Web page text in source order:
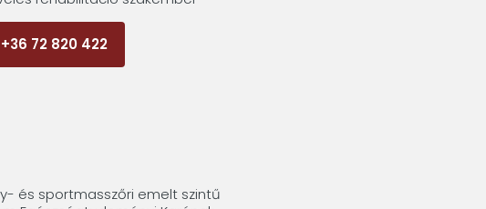
+36 72 820 422
és sportmasszőri emelt szintű